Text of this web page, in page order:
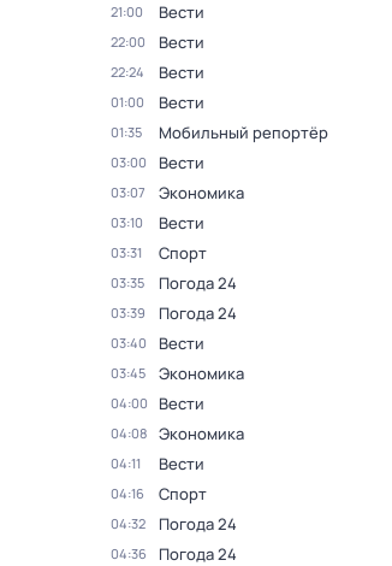
21:00 Вести
22:00 Вести
22:24 Вести
01:00 Вести
01:35 Мобильный репортёр
03:00 Вести
03:07 Экономика
03:10 Вести
03:31 Спорт
03:35 Погода 24
03:39 Погода 24
03:40 Вести
03:45 Экономика
04:00 Вести
04:08 Экономика
04:11 Вести
04:16 Спорт
04:32 Погода 24
04:36 Погода 24